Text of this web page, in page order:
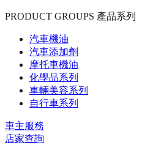
PRODUCT GROUPS 產品系列
汽車機油
汽車添加劑
摩托車機油
化學品系列
車輛美容系列
自行車系列
車主服務
店家查詢